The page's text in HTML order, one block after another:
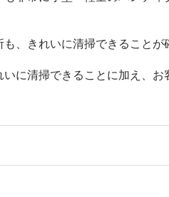
、きれいに清掃できることが
に清掃できることに加え、お